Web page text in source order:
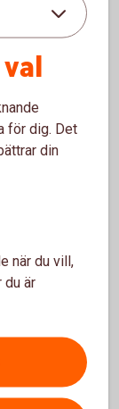
24
för dig. Det
din
när du vill,
du är